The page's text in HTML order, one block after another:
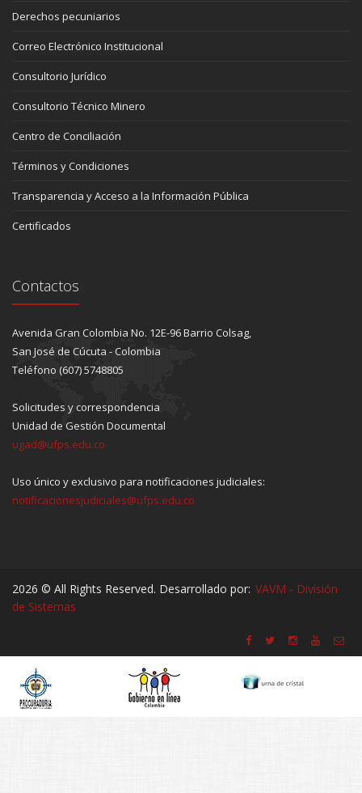
Derechos pecuniarios
Correo Electrónico Institucional
Consultorio Jurídico
Consultorio Técnico Minero
Centro de Conciliación
Términos y Condiciones
Transparencia y Acceso a la Información Pública
Certificados
Contactos
Avenida Gran Colombia No. 12E-96 Barrio Colsag,
San José de Cúcuta - Colombia
Teléfono (607) 5748805
Solicitudes y correspondencia
Unidad de Gestión Documental
ugad@ufps.edu.co
Uso único y exclusivo para notificaciones judiciales:
notificacionesjudiciales@ufps.edu.co
2026 © All Rights Reserved. Desarrollado por: VAVM - División
de Sistemas